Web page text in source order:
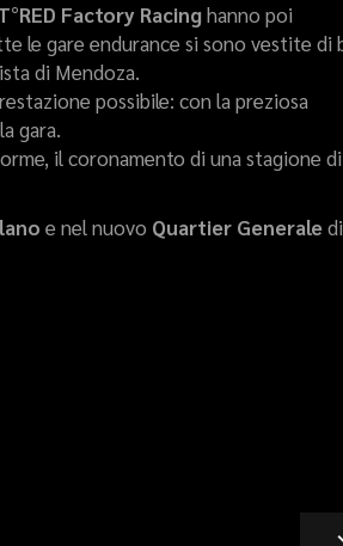
Factory Racinghanno poi
le gare endurance si sono vestite di
di Mendoza.
possibile: con la preziosa
gara.
il coronamento di una stagione di
e nel nuovo Quartier Generaledi